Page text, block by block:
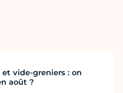
et vide-greniers : on
août ?